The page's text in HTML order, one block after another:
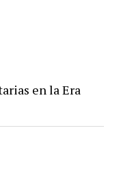
en la Era